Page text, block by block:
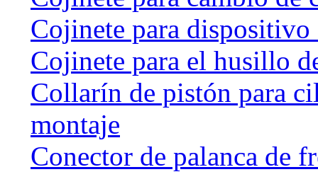
Cojinete para
Cojinete para el husillo
Collarín de pistón para
montaje
Conector de palanca de